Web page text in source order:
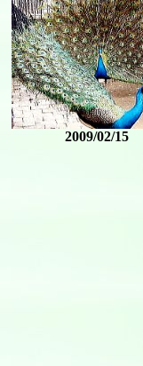
2009/02/15